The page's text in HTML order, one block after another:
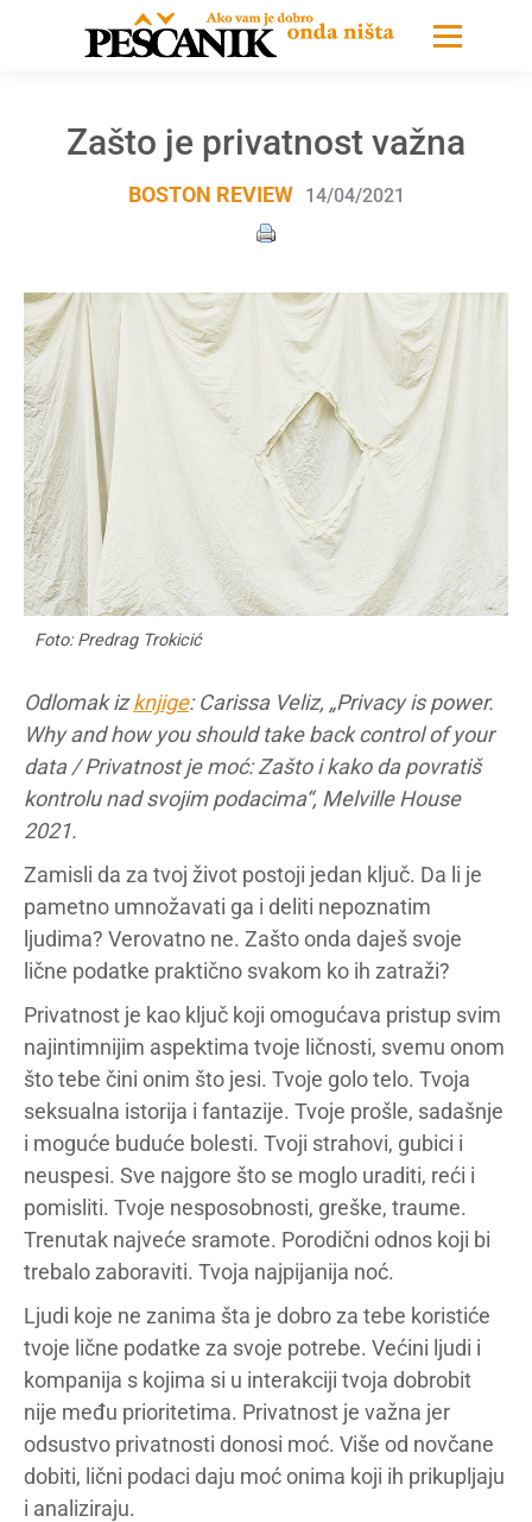
Zašto je privatnost važna
BOSTON REVIEW 14/04/2021
Foto: Predrag Trokicić
Odlomak izknjige: Carissa Veliz, „Privacy is power.
Why and how you should take back control of your
data / Privatnost je moć: Zašto i kako da povratiš
kontrolu nad svojim podacima“, Melville House
2021.
Zamisli da za tvoj život postoji jedan ključ. Da li je
pametno umnožavati ga i deliti nepoznatim
ljudima? Verovatno ne. Zašto onda daješ svoje
lične podatke praktično svakom ko ih zatraži?
Privatnost je kao ključ koji omogućava pristup svim
najintimnijim aspektima tvoje ličnosti, svemu onom
što tebe čini onim što jesi. Tvoje golo telo. Tvoja
seksualna istorija i fantazije. Tvoje prošle, sadašnje
i moguće buduće bolesti. Tvoji strahovi, gubici i
neuspesi. Sve najgore što se moglo uraditi, reći i
pomisliti. Tvoje nesposobnosti, greške, traume.
Trenutak najveće sramote. Porodični odnos koji bi
trebalo zaboraviti. Tvoja najpijanija noć.
Ljudi koje ne zanima šta je dobro za tebe koristiće
tvoje lične podatke za svoje potrebe. Većini ljudi i
kompanija s kojima si u interakciji tvoja dobrobit
nije među prioritetima. Privatnost je važna jer
odsustvo privatnosti donosi moć. Više od novčane
dobiti, lični podaci daju moć onima koji ih prikupljaju
i analiziraju.